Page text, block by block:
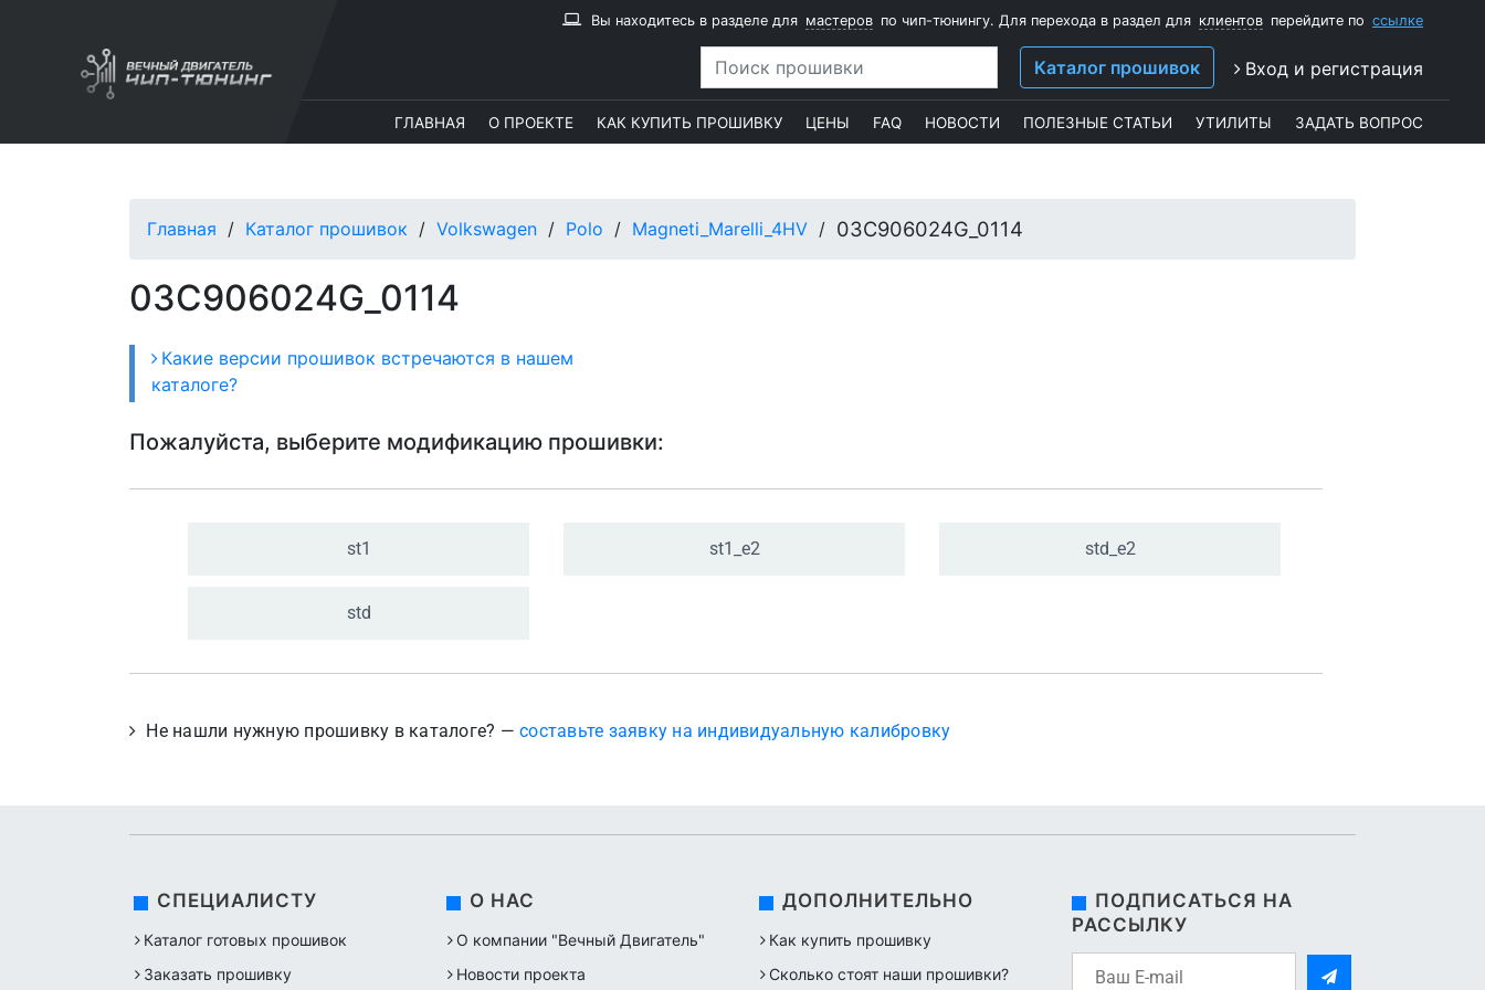
Вы находитесь в разделе для мастеров по чип-тюнингу. Для перехода в раздел для клиентов перейдите по ссылке
Каталог прошивок Вход и регистрация
ГЛАВНАЯ О ПРОЕКТЕ КАК КУПИТЬ ПРОШИВКУ ЦЕНЫ FAQ НОВОСТИ ПОЛЕЗНЫЕ СТАТЬИ УТИЛИТЫ ЗАДАТЬ ВОПРОС
Главная Каталог прошивок Volkswagen Polo Magneti_Marelli_4HV 03C906024G_0114
03C906024G_0114
Какие версии прошивок встречаются в нашем
каталоге?
Пожалуйста, выберите модификацию прошивки:
st1 st1_ e2 std_ e2
std
Не нашли нужную прошивку в каталоге? — составьте заявку на индивидуальную калибровку
СПЕЦИАЛИСТУ
Каталог готовых прошивок
Заказать прошивку
О НАС
О компании "Вечный Двигатель"
Новости проекта
ДОПОЛНИТЕЛЬНО
Как купить прошивку
Сколько стоят наши прошивки?
ПОДПИСАТЬСЯ НА
РАССЫЛКУ